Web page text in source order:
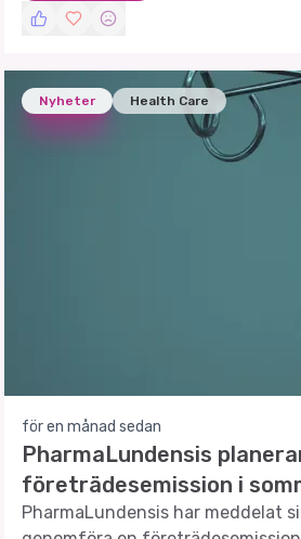
Nyheter Health Care
för en månad sedan
PharmaLundensis
företrädesemission i
PharmaLundensis har meddelat